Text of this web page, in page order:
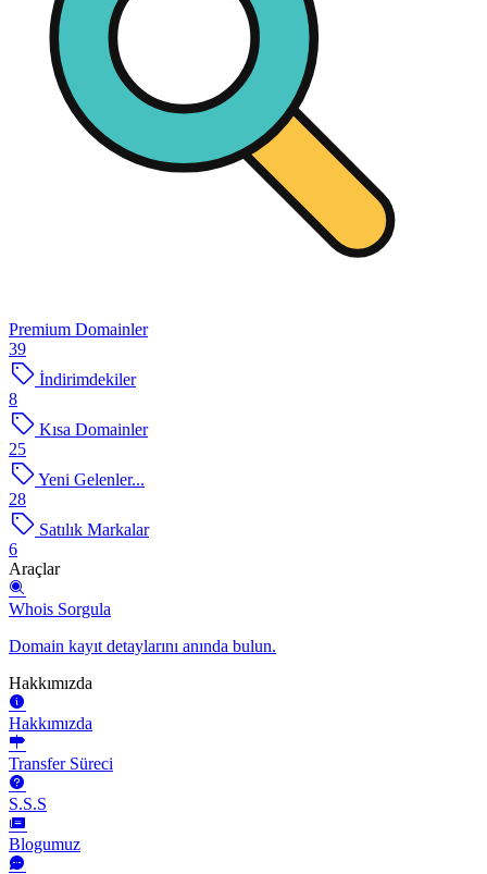
Premium Domainler
39
İndirimdekiler
8
Kısa Domainler
25
Yeni Gelenler...
28
Satılık Markalar
6
Araçlar
Whois Sorgula
Domain kayıt detaylarını anında bulun.
Hakkımızda
Hakkımızda
Transfer Süreci
S.S.S
Blogumuz